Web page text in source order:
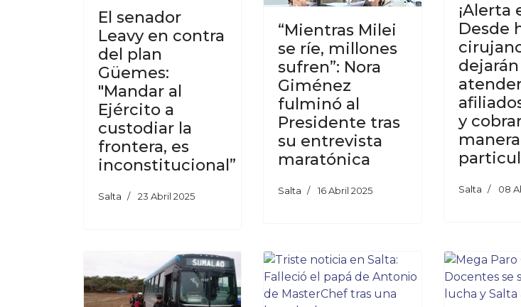
El senador
Leavy en contra
del plan
Güemes:
"Mandar al
Ejército a
custodiar la
frontera, es
inconstitucional”
Salta 23 Abril 2025
“Mientras Milei
se ríe, millones
sufren”: Nora
Giménez
fulminó al
Presidente tras
su entrevista
maratónica
Salta 16 Abril 2025
¡Alerta
Desde
y
manera
Salta 08